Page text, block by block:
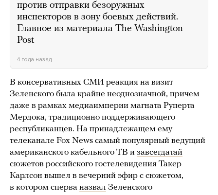
против отправки безоружных
инспекторов в зону боевых действий.
Главное из материала The Washington
Post
4 года назад
В консервативных СМИ реакция на визит
Зеленского была крайне неоднозначной, причем
даже в рамках медиаимперии магната Руперта
Мердока, традиционно поддерживающего
республиканцев. На принадлежащем ему
телеканале Fox News самый популярный ведущий
американского кабельного ТВ и завсегдатай
сюжетов российского гостелевидения Такер
Карлсон вышел в вечерний эфир с сюжетом,
в котором сперва назвал Зеленского